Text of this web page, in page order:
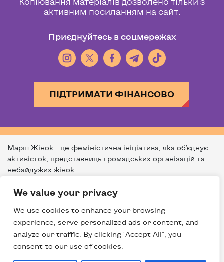
We value your privacy
We use cookies to enhance your browsing
experience, serve personalized ads or content, and
analyze our traffic. By clicking "Accept All", you
consent to our use of cookies.
активним посиланням на сайт.
Приєднуйтесь в соцмережах
ПІДТРИМАТИ ФІНАНСОВО
Марш Жінок - це феміністична ініціатива, яка об'єднує
активісток, представниць громадських організацій та
небайдужих жінок.
проводимо ходу задля привернення уваги до викликів, з
Останні роки команда Маршу Жінок багато уваги
приділяє ратифікації Стамбульської конвенції про
запобігання насильству стосовно жінок і домашньому
насильству та боротьбу з цими явищами.